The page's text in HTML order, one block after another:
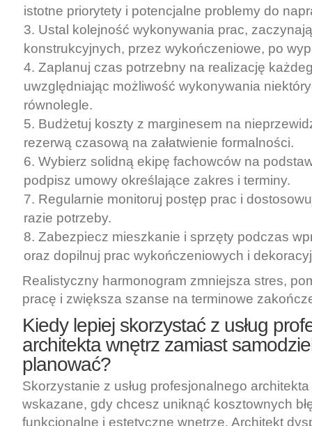
istotne priorytety i potencjalne problemy do
Ustal kolejność wykonywania prac,
konstrukcyjnych, przez wykończeniowe, po
Zaplanuj czas potrzebny na realizację
uwzględniając możliwość wykonywania
równolegle.
Budżetuj koszty z marginesem na
rezerwą czasową na załatwienie formalności.
Wybierz solidną ekipę fachowców na
podpisz umowy określające zakres i terminy.
Regularnie monitoruj postęp prac i
razie potrzeby.
Zabezpiecz mieszkanie i sprzęty podczas
oraz dopilnuj prac wykończeniowych i
Realistyczny harmonogram zmniejsza stres,
pracę i zwiększa szanse na terminowe
Kiedy lepiej skorzystać z usług
architekta wnętrz zamiast
planować?
Skorzystanie z usług profesjonalnego
wskazane, gdy chcesz uniknąć kosztownych
funkcjonalne i estetyczne wnętrze. Architekt